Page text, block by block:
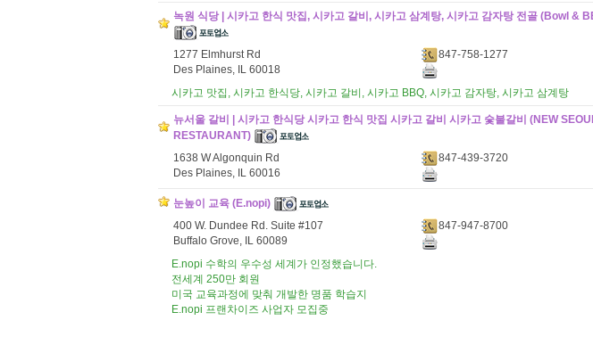
녹원 식당 | 시카고 한식 맛집, 시카고 갈비, 시카고 삼계탕, 시카고 감자탕 전골 (Bowl &
1277 Elmhurst Rd
Des Plaines, IL 60018
847-758-1277
시카고 맛집, 시카고 한식당, 시카고 갈비, 시카고 BBQ, 시카고 감자탕, 시카고 삼계탕
뉴서울 갈비 | 시카고 한식당 시카고 한식 맛집 시카고 갈비 시카고 숯불갈비 (NEW
RESTAURANT)
1638 W Algonquin Rd
Des Plaines, IL 60016
847-439-3720
눈높이 교육 (E.nopi)
400 W. Dundee Rd. Suite #107
Buffalo Grove, IL 60089
847-947-8700
E.nopi 수학의 우수성 세계가 인정했습니다.
전세계 250만 회원
미국 교육과정에 맞춰 개발한 명품 학습지
E.nopi 프랜차이즈 사업자 모집중